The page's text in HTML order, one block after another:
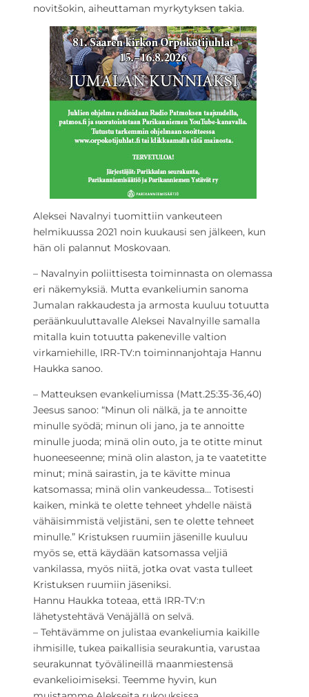
novitšokin, aiheuttaman myrkytyksen takia.
Aleksei Navalnyi tuomittiin vankeuteen
helmikuussa 2021 noin kuukausi sen jälkeen, kun
hän oli palannut Moskovaan.
– Navalnyin poliittisesta toiminnasta on olemassa
eri näkemyksiä. Mutta evankeliumin sanoma
Jumalan rakkaudesta ja armosta kuuluu totuutta
peräänkuuluttavalle Aleksei Navalnyille samalla
mitalla kuin totuutta pakeneville valtion
virkamiehille, IRR-TV:n toiminnanjohtaja Hannu
Haukka sanoo.
– Matteuksen evankeliumissa (Matt.25:35-36,40)
Jeesus sanoo: “Minun oli nälkä, ja te annoitte
minulle syödä; minun oli jano, ja te annoitte
minulle juoda; minä olin outo, ja te otitte minut
huoneeseenne; minä olin alaston, ja te vaatetitte
minut; minä sairastin, ja te kävitte minua
katsomassa; minä olin vankeudessa… Totisesti
kaiken, minkä te olette tehneet yhdelle näistä
vähäisimmistä veljistäni, sen te olette tehneet
minulle.” Kristuksen ruumiin jäsenille kuuluu
myös se, että käydään katsomassa veljiä
vankilassa, myös niitä, jotka ovat vasta tulleet
Kristuksen ruumiin jäseniksi.
Hannu Haukka toteaa, että IRR-TV:n
lähetystehtävä Venäjällä on selvä.
– Tehtävämme on julistaa evankeliumia kaikille
ihmisille, tukea paikallisia seurakuntia, varustaa
seurakunnat työvälineillä maanmiestensä
evankelioimiseksi. Teemme hyvin, kun